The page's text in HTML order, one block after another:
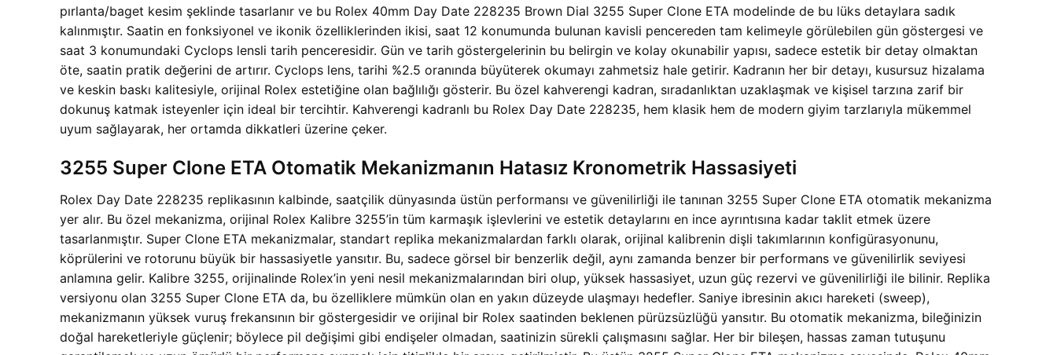
pırlanta/baget kesim şeklinde tasarlanır ve bu Rolex 40mm Day Date 228235 Brown Dial 3255 Super Clone ETA modelinde de bu lüks detaylara sadık
kalınmıştır. Saatin en fonksiyonel ve ikonik özelliklerinden ikisi, saat 12 konumunda bulunan kavisli pencereden tam kelimeyle görülebilen gün göstergesi ve
saat 3 konumundaki Cyclops lensli tarih penceresidir. Gün ve tarih göstergelerinin bu belirgin ve kolay okunabilir yapısı, sadece estetik bir detay olmaktan
öte, saatin pratik değerini de artırır. Cyclops lens, tarihi %2.5 oranında büyüterek okumayı zahmetsiz hale getirir. Kadranın her bir detayı, kusursuz hizalama
ve keskin baskı kalitesiyle, orijinal Rolex estetiğine olan bağlılığı gösterir. Bu özel kahverengi kadran, sıradanlıktan uzaklaşmak ve kişisel tarzına zarif bir
dokunuş katmak isteyenler için ideal bir tercihtir. Kahverengi kadranlı bu Rolex Day Date 228235, hem klasik hem de modern giyim tarzlarıyla mükemmel
uyum sağlayarak, her ortamda dikkatleri üzerine çeker.
3255 Super Clone ETA Otomatik Mekanizmanın Hatasız Kronometrik Hassasiyeti
Rolex Day Date 228235 replikasının kalbinde, saatçilik dünyasında üstün performansı ve güvenilirliği ile tanınan 3255 Super Clone ETA otomatik mekanizma
yer alır. Bu özel mekanizma, orijinal Rolex Kalibre 3255’in tüm karmaşık işlevlerini ve estetik detaylarını en ince ayrıntısına kadar taklit etmek üzere
tasarlanmıştır. Super Clone ETA mekanizmalar, standart replika mekanizmalardan farklı olarak, orijinal kalibrenin dişli takımlarının konfigürasyonunu,
köprülerini ve rotorunu büyük bir hassasiyetle yansıtır. Bu, sadece görsel bir benzerlik değil, aynı zamanda benzer bir performans ve güvenilirlik seviyesi
anlamına gelir. Kalibre 3255, orijinalinde Rolex’in yeni nesil mekanizmalarından biri olup, yüksek hassasiyet, uzun güç rezervi ve güvenilirliği ile bilinir. Replika
versiyonu olan 3255 Super Clone ETA da, bu özelliklere mümkün olan en yakın düzeyde ulaşmayı hedefler. Saniye ibresinin akıcı hareketi (sweep),
mekanizmanın yüksek vuruş frekansının bir göstergesidir ve orijinal bir Rolex saatinden beklenen pürüzsüzlüğü yansıtır. Bu otomatik mekanizma, bileğinizin
doğal hareketleriyle güçlenir; böylece pil değişimi gibi endişeler olmadan, saatinizin sürekli çalışmasını sağlar. Her bir bileşen, hassas zaman tutuşunu